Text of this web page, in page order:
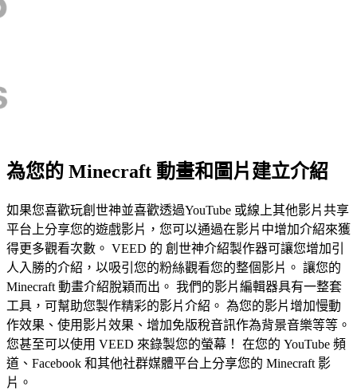
為您的 Minecraft 動畫和圖片建立介紹
如果您喜歡玩創世神並喜歡透過YouTube 或線上其他影片共享
平台上分享您的遊戲影片，您可以通過在影片中增加介紹來獲
得更多觀看次數。 VEED 的 創世神介紹製作器可讓您增加引
人入勝的介紹，以吸引您的粉絲觀看您的整個影片。 讓您的
Minecraft 動畫介紹脫穎而出。 我們的影片編輯器具有一整套
工具，可幫助您製作精彩的影片介紹。 為您的影片增加慢動
作效果、使用影片效果、增加免版稅音訊作為背景音樂等等。
您甚至可以使用 VEED 來錄製您的螢幕！ 在您的 YouTube 頻
道、Facebook 和其他社群媒體平台上分享您的 Minecraft 影
片。